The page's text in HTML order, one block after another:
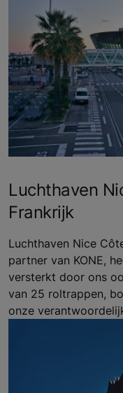
Luchthaven
Frankrijk
Luchthaven Nice
partner van KONE,
versterkt door ons
van 25 roltrappen,
onze